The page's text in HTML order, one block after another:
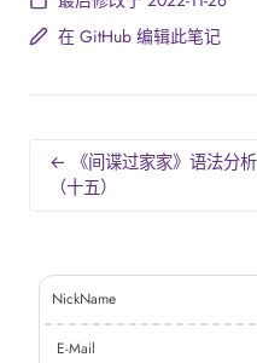
在 GitHub 编辑此笔记
← 《间谍过家家》语法分析
（十五）
NickName
E-Mail